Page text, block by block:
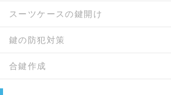
スーツケースの鍵開け
鍵の防犯対策
合鍵作成